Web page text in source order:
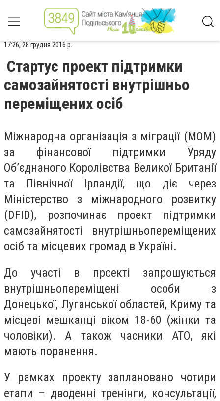
17:26, 28 грудня 2016 р.
Стартує проект підтримки
самозайнятості внутрішньо
переміщених осіб
Міжнародна організація з міграції (МОМ)
за фінансової підтримки Уряду
Об’єднаного Королівства Великої Британії
та Північної Ірландії, що діє через
Міністерство з міжнародного розвитку
(DFID), розпочинає проект підтримки
самозайнятості внутрішньопереміщених
осіб та місцевих громад в Україні.
До участі в проекті запрошуються
внутрішньопереміщені особи з
Донецької, Луганської областей, Криму та
місцеві мешканці віком 18-60 (жінки та
чоловіки). А також часники АТО, які
мають поранення.
У рамках проекту заплановано чотири
етапи – дводенні тренінги, консультації,